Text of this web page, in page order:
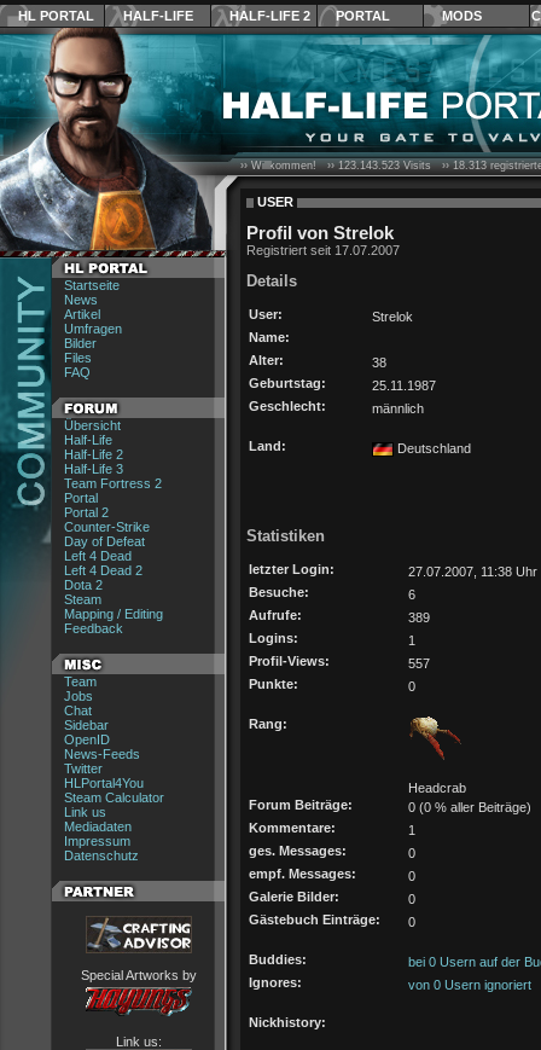
HL PORTAL HALF-LIFE HALF-LIFE 2 PORTAL MODS
Startseite
News
Artikel
Umfragen
Bilder
Files
FAQ
Übersicht
Half-Life
Half-Life 2
Half-Life 3
Team Fortress 2
Portal
Portal 2
Counter-Strike
Day of Defeat
Left 4 Dead
Left 4 Dead 2
Dota 2
Steam
Mapping / Editing
Feedback
Team
Jobs
Chat
Sidebar
OpenID
News-Feeds
Twitter
HLPortal4You
Steam Calculator
Link us
Mediadaten
Impressum
Datenschutz
Special Artworks by
Link us:
›› Willkommen! ››123.143.523Visits ››18.313
USER
Profil von Strelok
Registriert seit 17.07.2007
Details
User:
Strelok
Name:
Alter:
38
Geburtstag:
25.11.1987
Geschlecht:
männlich
Land: Deutschland
Statistiken
letzter Login:
27.07.2007, 11:38 Uhr
Besuche:
6
Aufrufe:
389
Logins:
1
Profil-Views:
557
Punkte:
0
Rang:
Headcrab
Forum Beiträge:
0 (0 % aller Beiträge)
Kommentare:
1
ges. Messages:
0
empf. Messages:
0
Galerie Bilder:
0
Gästebuch Einträge:
0
Buddies:
bei 0 Usern auf der
Ignores:
von 0 Usern ignoriert
Nickhistory: